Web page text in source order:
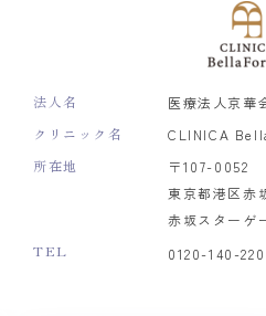
法人名
医療法人京華
クリニック名
CLINICA
所在地
〒107-0052
東京都港区赤
赤坂スターゲ
TEL
0120-140-220